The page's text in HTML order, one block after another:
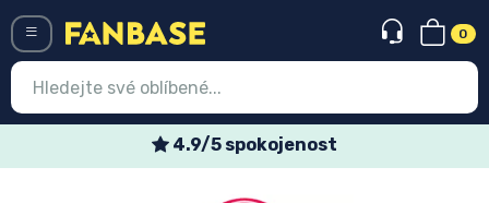
0
4.9/5 spokojenost